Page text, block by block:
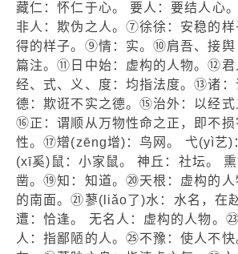
藏仁：怀仁于心。 要人：要结人心
非人：欺伪之人。⑦徐徐：安稳的
得的样子。⑨情：实。⑩肩吾、接舆
篇注。⑪日中始：虚构的人物。⑫君
经、式、义、度：均指法度。⑬诸
德：欺诳不实之德。⑮治外：以经式
⑯正：谓顺从万物性命之正，即不损
性。⑰矰(zēng增)：鸟网。 弋(yì艺)
(xī奚)鼠：小家鼠。 神丘：社坛。
凿。⑲知：知道。⑳天根：虚构的人
的南面。㉑蓼(liǎo了)水：水名，在
遭：恰逢。 无名人：虚构的人物。
人：指鄙陋的人。㉕不豫：使人不